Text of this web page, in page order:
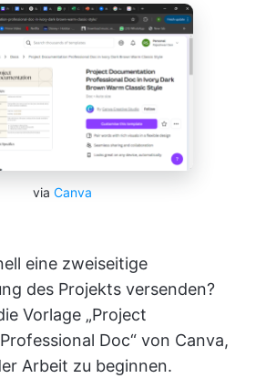
via Canva
eine zweiseitige
des Projekts versenden?
Vorlage „Project
Doc“ von Canva,
Arbeit zu beginnen.